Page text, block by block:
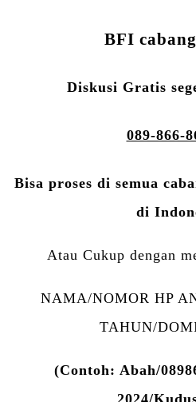
BFI
Diskusi Gratis
089-866-
Bisa proses di semua
di
Atau Cukup dengan
NAMA/NOMOR HP
TAHUN/
(Contoh: Abah/